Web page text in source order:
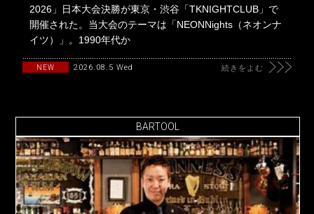
2026」日本大会決勝が東京・渋谷「TKNIGHTCLUB」で
開催された。当大会のテーマは「NEONNights（ネオンナ
イツ）」。1990年代か
NEW 2026.08.5 Wed 続きをよむ
BARTOOL